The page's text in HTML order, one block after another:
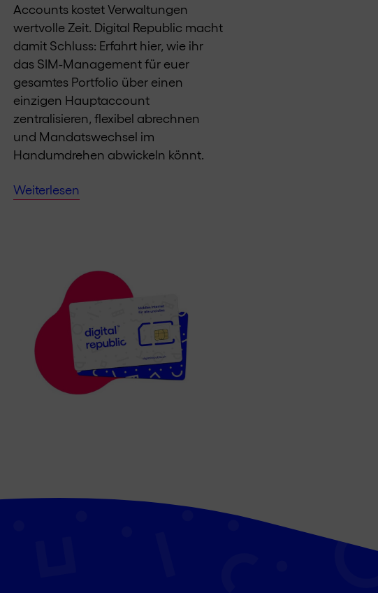
Accounts kostet Verwaltungen
wertvolle Zeit. Digital Republic macht
damit Schluss: Erfahrt hier, wie ihr
das SIM-Management für euer
gesamtes Portfolio über einen
einzigen Hauptaccount
zentralisieren, flexibel abrechnen
und Mandatswechsel im
Handumdrehen abwickeln könnt.
Weiterlesen